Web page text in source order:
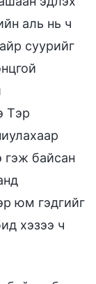
аль нь ч
суурийг
Тэр
гэж байсан
юм гэдгийг
хэзээ ч